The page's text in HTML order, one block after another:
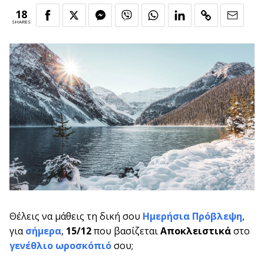
18
SHARES
Θέλεις να μάθεις τη δική σου Ημερήσια Πρόβλεψη,
γιασήμερα, 15/12που βασίζεταιΑποκλειστικάστο
γενέθλιο ωροσκόπιόσου;